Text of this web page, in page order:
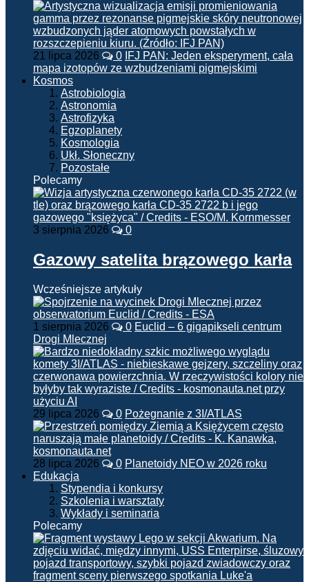
21 lipca 2026 0 IFJ PAN: Jeden eksperyment, cała
mapa izotopów ze wzbudzeniami pigmejskimi
Kosmos
Astrobiologia
Astronomia
Astrofizyka
Egzoplanety
Kosmologia
Ukł. Słoneczny
Pozostałe
Polecamy
3 sierpnia 2026 0
Gazowy satelita brązowego karła
Wcześniejsze artykuły
1 sierpnia 2026 0 Euclid – 6 gigapikseli centrum
Drogi Mlecznej
29 lipca 2026 0 Pożegnanie z 3I/ATLAS
28 lipca 2026 0 Planetoidy NEO w 2026 roku
Edukacja
Stypendia i konkursy
Szkolenia i warsztaty
Wykłady i seminaria
Polecamy